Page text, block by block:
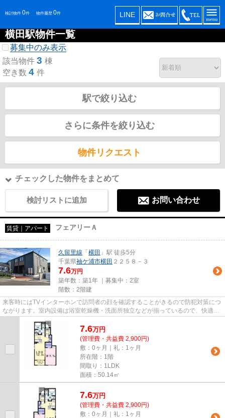
検討物件 0件 物件履歴 0件 LINE
横田駅物件一覧
募集中のみ表示
該当物件 3 棟
空き数 4 件
駅で絞り込む
さらに条件を絞り込む
物件リクエスト
チェックした物件をまとめて
検討リストに追加 お問い合わせ
賃貸｜アパート フェアリーＡ
久留里線 「 横田 」駅 徒歩5分
千葉県袖ケ浦市横田 ２２５８－３
7.6万円
築年数：築1年 ｜募集中： 2室
階数：2階建
来客時にはTVインターホンで訪問者の顔を確認することがきるので防犯対策につ
ながります。室内設備は浴室乾燥機・洗面所独立などが揃っているので、快適に
過ごしやすいお部屋になりま...
7.6万円
(管理費・共益費 2,900円)
敷：0ヶ月｜礼：1ヶ月
所在階：1階
間取り：1LDK
面積：50.14㎡
7.6万円
(管理費・共益費 2,900円)
敷：0ヶ月｜礼：1ヶ月